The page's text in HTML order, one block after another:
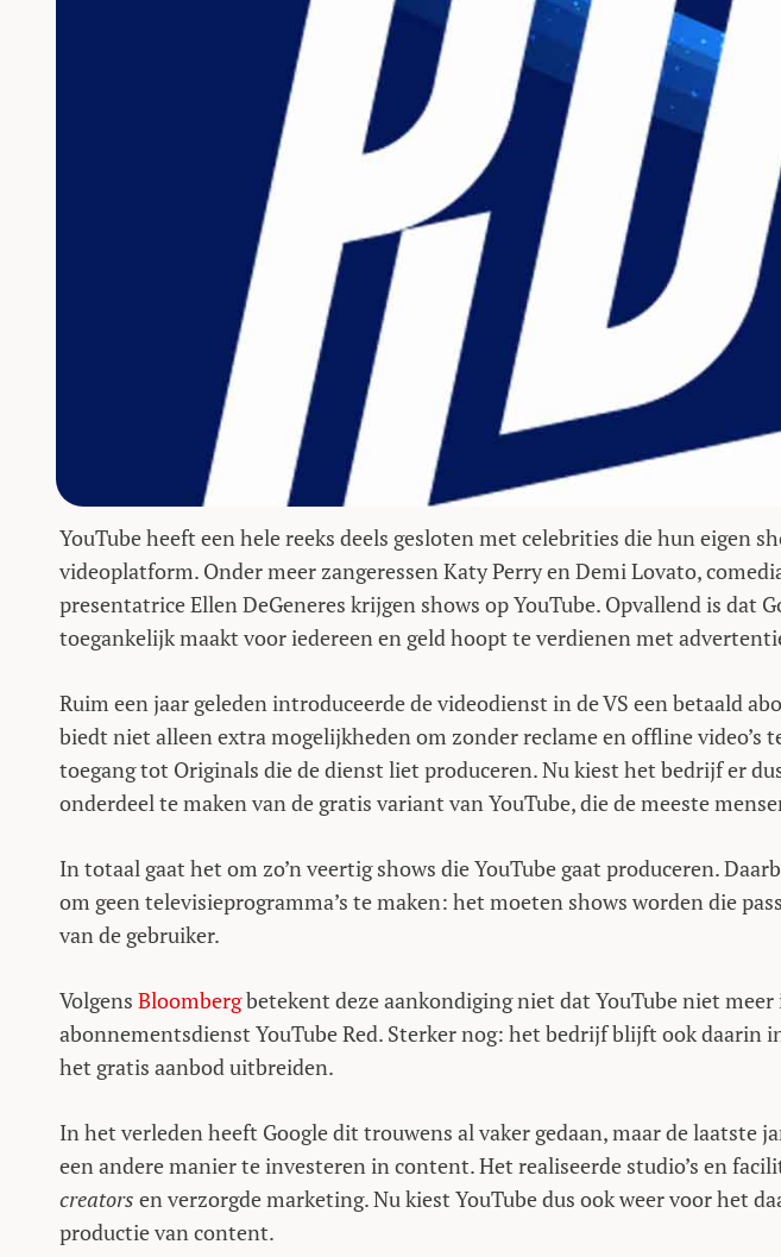
YouTube heeft een hele reeks deels gesloten met celebrities die hun eigen
videoplatform. Onder meer zangeressen Katy Perry en Demi Lovato,
presentatrice Ellen DeGeneres krijgen shows op YouTube. Opvallend is dat
toegankelijk maakt voor iedereen en geld hoopt te verdienen met
Ruim een jaar geleden introduceerde de videodienst in de VS een betaald
biedt niet alleen extra mogelijkheden om zonder reclame en offline video’s
toegang tot Originals die de dienst liet produceren. Nu kiest het bedrijf er
onderdeel te maken van de gratis variant van YouTube, die de meeste
In totaal gaat het om zo’n veertig shows die YouTube gaat produceren.
om geen televisieprogramma’s te maken: het moeten shows worden die
van de gebruiker.
Volgens Bloombergbetekent deze aankondiging niet dat YouTube niet
abonnementsdienst YouTube Red. Sterker nog: het bedrijf blijft ook daarin
het gratis aanbod uitbreiden.
In het verleden heeft Google dit trouwens al vaker gedaan, maar de laatste
een andere manier te investeren in content. Het realiseerde studio’s en
creators en verzorgde marketing. Nu kiest YouTube dus ook weer voor het
productie van content.